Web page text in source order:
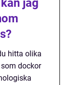
jag
hitta olika
dockor